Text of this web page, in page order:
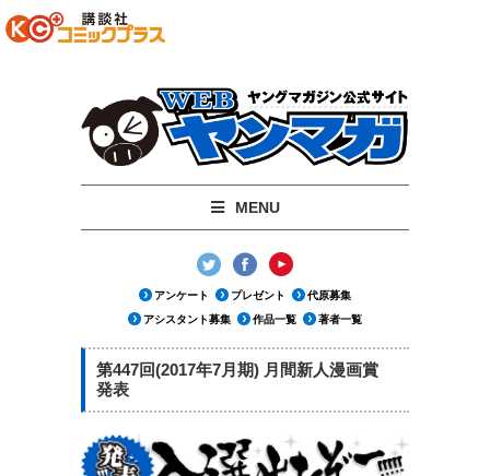
MENU
最新号
NEWS
最新号
NEWS
アンケート プレゼント
代原募集
アシスタント募集
作品一覧 著者一覧
第447回(2017年7月期) 月間新人漫画賞
発表